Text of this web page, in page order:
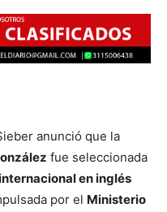
anunció que la
fue seleccionada
en inglés
por el Ministerio